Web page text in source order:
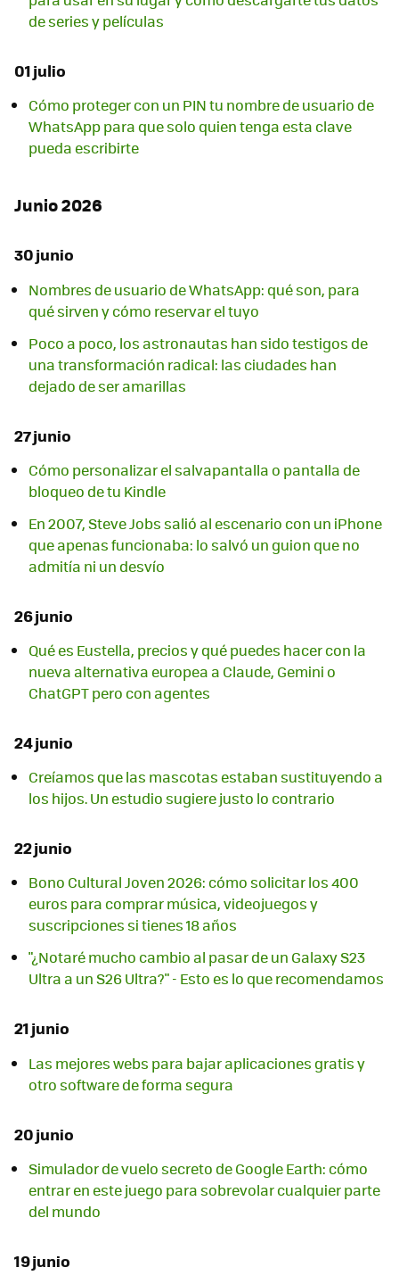
de series y películas
01 julio
Cómo proteger con un PIN tu nombre de usuario de
WhatsApp para que solo quien tenga esta clave
pueda escribirte
Junio 2026
30 junio
Nombres de usuario de WhatsApp: qué son, para
qué sirven y cómo reservar el tuyo
Poco a poco, los astronautas han sido testigos de
una transformación radical: las ciudades han
dejado de ser amarillas
27 junio
Cómo personalizar el salvapantalla o pantalla de
bloqueo de tu Kindle
En 2007, Steve Jobs salió al escenario con un iPhone
que apenas funcionaba: lo salvó un guion que no
admitía ni un desvío
26 junio
Qué es Eustella, precios y qué puedes hacer con la
nueva alternativa europea a Claude, Gemini o
ChatGPT pero con agentes
24 junio
Creíamos que las mascotas estaban sustituyendo a
los hijos. Un estudio sugiere justo lo contrario
22 junio
Bono Cultural Joven 2026: cómo solicitar los 400
euros para comprar música, videojuegos y
suscripciones si tienes 18 años
"¿Notaré mucho cambio al pasar de un Galaxy S23
Ultra a un S26 Ultra?" - Esto es lo que recomendamos
21 junio
Las mejores webs para bajar aplicaciones gratis y
otro software de forma segura
20 junio
Simulador de vuelo secreto de Google Earth: cómo
entrar en este juego para sobrevolar cualquier parte
del mundo
19 junio